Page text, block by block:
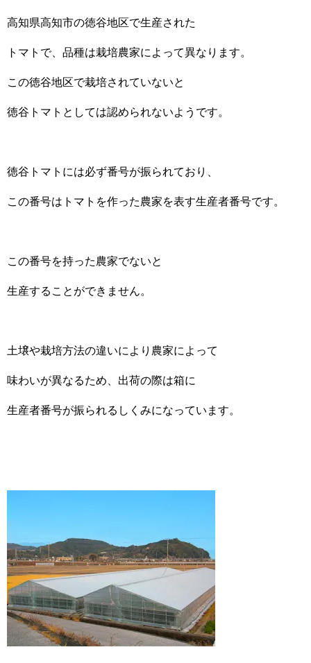
高知県高知市の徳谷地区で生産された
トマトで、品種は栽培農家によって異なります。
この徳谷地区で栽培されていないと
徳谷トマトとしては認められないようです。
徳谷トマトには必ず番号が振られており、
この番号はトマトを作った農家を表す生産者番号です。
この番号を持った農家でないと
生産することができません。
土壌や栽培方法の違いにより農家によって
味わいが異なるため、出荷の際は箱に
生産者番号が振られるしくみになっています。